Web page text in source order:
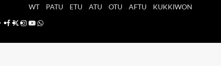
WT PATU ETU ATU OTU AFTU
KUKKIWON
Facebook
X Instagram
YouTube
Whatsapp